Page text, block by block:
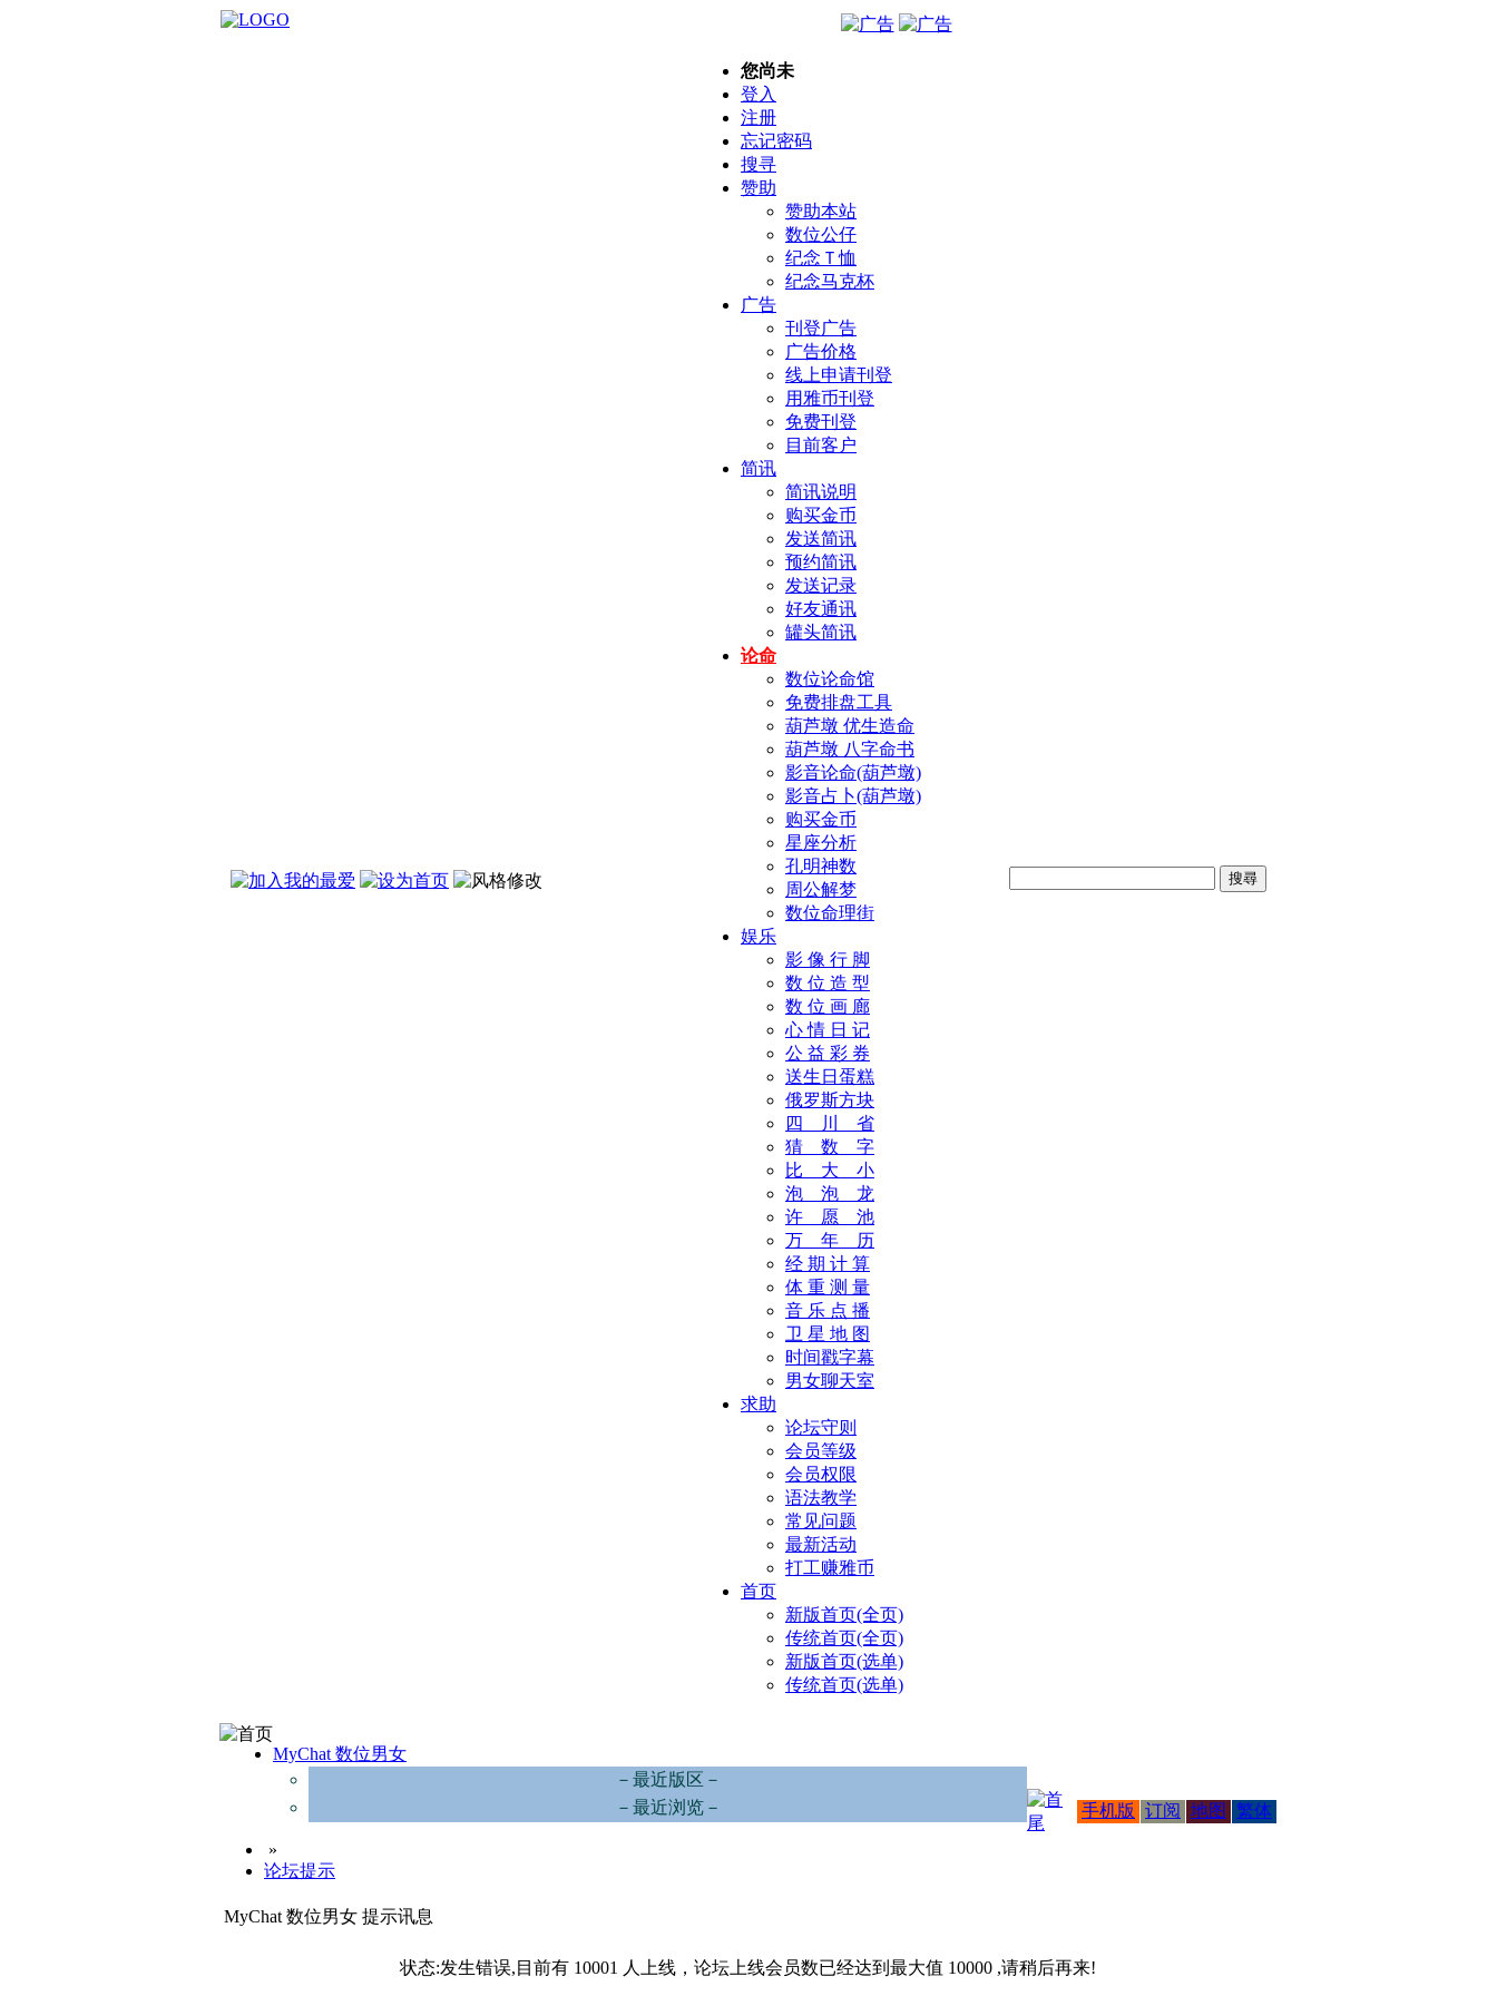
您尚未
登入
注册
忘记密码
搜寻
赞助
赞助本站
数位公仔
纪念Ｔ恤
纪念马克杯
广告
刊登广告
广告价格
线上申请刊登
用雅币刊登
免费刊登
目前客户
简讯
简讯说明
购买金币
发送简讯
预约简讯
发送记录
好友通讯
罐头简讯
论命
数位论命馆
免费排盘工具
葫芦墩 优生造命
葫芦墩 八字命书
影音论命(葫芦墩)
影音占卜(葫芦墩)
购买金币
星座分析
孔明神数
周公解梦
数位命理街
娱乐
影 像 行 脚
数 位 造 型
数 位 画 廊
心 情 日 记
公 益 彩 券
送生日蛋糕
俄罗斯方块
四 川 省
猜 数 字
比 大 小
泡 泡 龙
许 愿 池
万 年 历
经 期 计 算
体 重 测 量
音 乐 点 播
卫 星 地 图
时间戳字幕
男女聊天室
求助
论坛守则
会员等级
会员权限
语法教学
常见问题
最新活动
打工赚雅币
首页
新版首页(全页)
传统首页(全页)
新版首页(选单)
传统首页(选单)
MyChat 数位男女
－最近版区－
－最近浏览－
»
论坛提示
手机版 订阅 地图 繁体
MyChat 数位男女 提示讯息
状态:发生错误,目前有 10001 人上线，论坛上线会员数已经达到最大值 10000 ,请稍后再来!